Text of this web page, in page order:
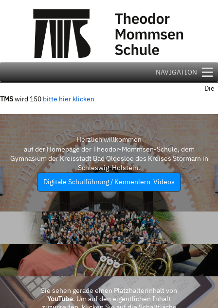
NAVIGATION
Die
TMSwird 150 bitte hier klicken
Herzlich willkommen
auf der Homepage der Theodor-Mommsen-Schule, dem
Gymnasium der Kreisstadt Bad Oldesloe des Kreises Stormarn in
Schleswig-Holstein.
Digitale Schulführung / Kennenlern-Videos
Sie sehen gerade einen Platzhalterinhalt von
YouTube. Um auf den eigentlichen Inhalt